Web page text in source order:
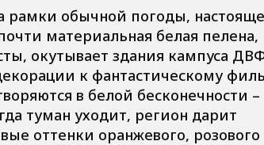
рамки обычной погоды,
материальная белая пелена,
окутывает здания кампуса
к фантастическому
в белой бесконечности –
туман уходит, регион дарит
оттенки оранжевого, розового